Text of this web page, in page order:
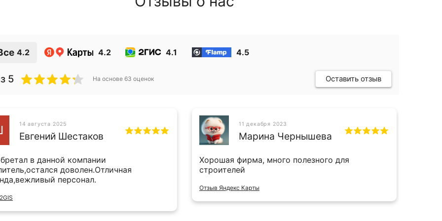
4.2 4.2 4.1 4.5
5 На основе 63 оценок Оставить отзыв
14 августа 2025
Евгений Шестаков
в данной компании
доволен.Отличная
персонал.
11 декабря 2023
Марина Чернышева
Хорошая фирма, много полезного для
строителей
Отзыв Яндекс Карты